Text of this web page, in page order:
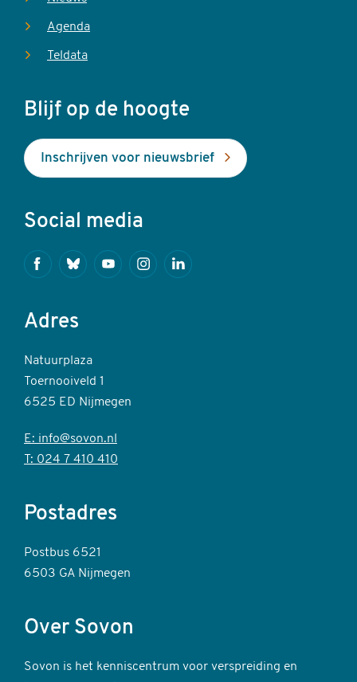
Agenda
Teldata
Blijf op de hoogte
Inschrijven voor nieuwsbrief
Social media
FacebookBlueskyYoutubeInstagramLinkedin
Adres
Natuurplaza
Toernooiveld 1
6525 ED Nijmegen
E: info@sovon.nl
T: 024 7 410 410
Postadres
Postbus 6521
6503 GA Nijmegen
Over Sovon
Sovon is het kenniscentrum voor verspreiding en